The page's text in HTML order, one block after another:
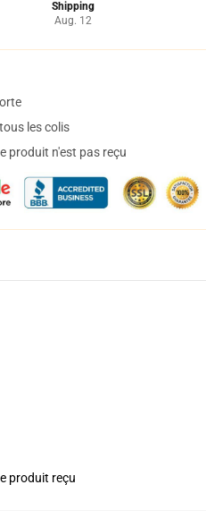
Shipping
Aug. 12
les colis
produit n'est pas reçu
produit reçu